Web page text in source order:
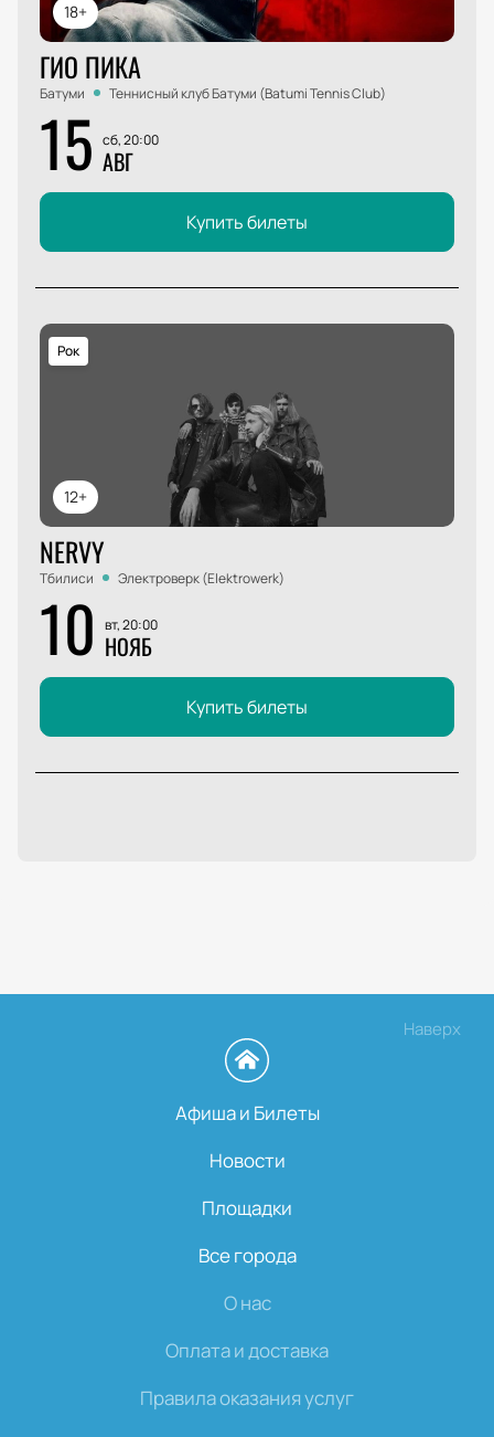
18+
ГИО ПИКА
Батуми Теннисный клуб Батуми (Batumi Tennis Club)
15 сб, 20:00
АВГ
Купить билеты
12+
Рок
NERVY
Тбилиси Электроверк (Elektrowerk)
10 вт, 20:00
НОЯБ
Купить билеты
Наверх
Афиша и Билеты
Новости
Площадки
Все города
О нас
Оплата и доставка
Правила оказания услуг